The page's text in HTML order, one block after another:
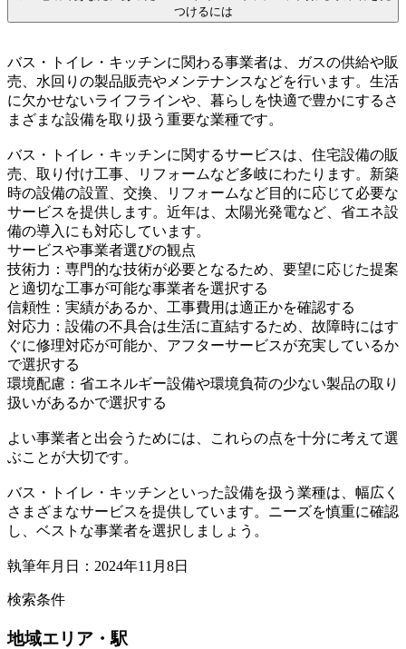
つけるには
バス・トイレ・キッチンに関わる事業者は、ガスの供給や販
売、水回りの製品販売やメンテナンスなどを行います。生活
に欠かせないライフラインや、暮らしを快適で豊かにするさ
まざまな設備を取り扱う重要な業種です。
バス・トイレ・キッチンに関するサービスは、住宅設備の販
売、取り付け工事、リフォームなど多岐にわたります。新築
時の設備の設置、交換、リフォームなど目的に応じて必要な
サービスを提供します。近年は、太陽光発電など、省エネ設
備の導入にも対応しています。
サービスや事業者選びの観点
技術力：専門的な技術が必要となるため、要望に応じた提案
と適切な工事が可能な事業者を選択する
信頼性：実績があるか、工事費用は適正かを確認する
対応力：設備の不具合は生活に直結するため、故障時にはす
ぐに修理対応が可能か、アフターサービスが充実しているか
で選択する
環境配慮：省エネルギー設備や環境負荷の少ない製品の取り
扱いがあるかで選択する
よい事業者と出会うためには、これらの点を十分に考えて選
ぶことが大切です。
バス・トイレ・キッチンといった設備を扱う業種は、幅広く
さまざまなサービスを提供しています。ニーズを慎重に確認
し、ベストな事業者を選択しましょう。
執筆年月日：2024年11月8日
検索条件
地域エリア・駅